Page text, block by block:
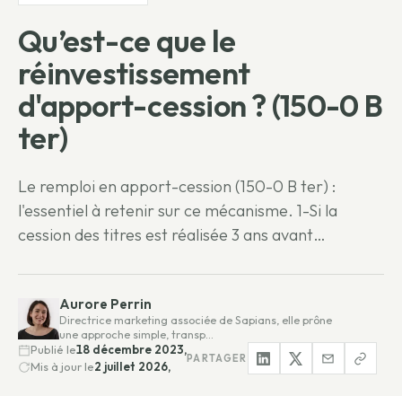
Qu’est-ce que le
réinvestissement
d'apport-cession ? (150-0 B
ter)
Le remploi en apport-cession (150-0 B ter) :
l'essentiel à retenir sur ce mécanisme. 1-Si la
cession des titres est réalisée 3 ans avant…
Aurore Perrin
Directrice marketing associée de Sapians, elle prône
une approche simple, transp…
Publié le18 décembre 2023,
Mis à jour le2 juillet 2026,
PARTAGER